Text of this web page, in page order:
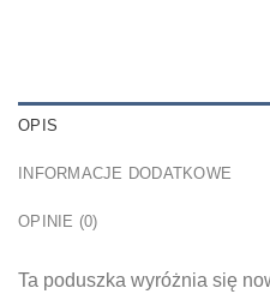
OPIS
INFORMACJE DODATKOWE
OPINIE (0)
Ta poduszka wyróżnia się